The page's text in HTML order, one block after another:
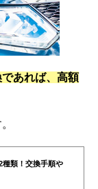
あれば、高額
種類！交換手順や